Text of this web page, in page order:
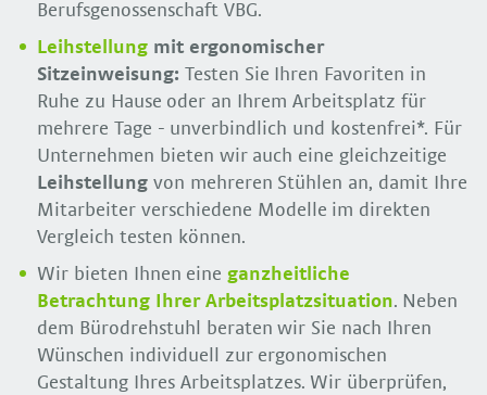
Berufsgenossenschaft VBG.
Leihstellung mit ergonomischer
Sitzeinweisung:
Testen Sie Ihren Favoriten in
Ruhe zu Hause oder an Ihrem Arbeitsplatz für
mehrere Tage - unverbindlich und kostenfrei*. Für
Unternehmen bieten wir auch eine gleichzeitige
Leihstellung von mehreren Stühlen an, damit Ihre
Mitarbeiter verschiedene Modelle im direkten
Vergleich testen können.
Wir bieten Ihnen eineganzheitliche
Betrachtung Ihrer Arbeitsplatzsituation. Neben
dem Bürodrehstuhl beraten wir Sie nach Ihren
Wünschen individuell zur ergonomischen
Gestaltung Ihres Arbeitsplatzes. Wir überprüfen,